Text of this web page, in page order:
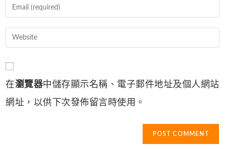
or
username
Enter
your
address
Enter
your
website
(optional)
在瀏覽器中儲存顯示名稱、電子郵件地址及個人網站
網址，以供下次發佈留言時使用。